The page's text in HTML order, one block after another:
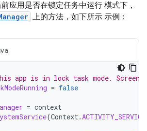
应用是否在锁定任务中运行 模式下，
上的方法，如下所示 示例：
app is in lock task mode. Screen
= false
= context
(Context.ACTIVITY_SERVICE